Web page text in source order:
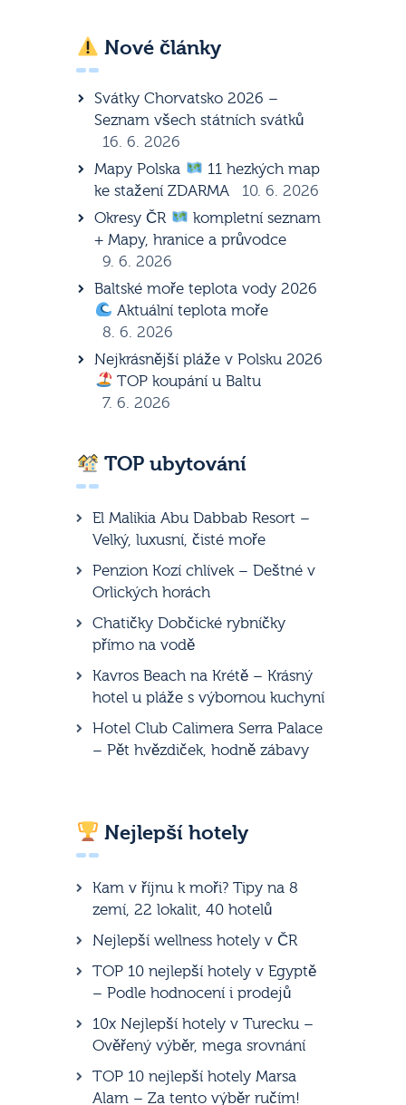
Nové články
Svátky Chorvatsko 2026 –
Seznam všech státních svátků
16. 6. 2026
Mapy Polska
11 hezkých map
ke stažení ZDARMA
10. 6. 2026
Okresy ČR
kompletní seznam
+ Mapy, hranice a průvodce
9. 6. 2026
Baltské moře teplota vody 2026
Aktuální teplota moře
8. 6. 2026
Nejkrásnější pláže v Polsku 2026
TOP koupání u Baltu
7. 6. 2026
TOP ubytování
El Malikia Abu Dabbab Resort –
Velký, luxusní, čisté moře
Penzion Kozí chlívek – Deštné v
Orlických horách
Chatičky Dobčické rybníčky
přímo na vodě
Kavros Beach na Krétě – Krásný
hotel u pláže s výbornou kuchyní
Hotel Club Calimera Serra Palace
– Pět hvězdiček, hodně zábavy
Nejlepší hotely
Kam v říjnu k moři? Tipy na 8
zemí, 22 lokalit, 40 hotelů
Nejlepší wellness hotely v ČR
TOP 10 nejlepší hotely v Egyptě
– Podle hodnocení i prodejů
10x Nejlepší hotely v Turecku –
Ověřený výběr, mega srovnání
TOP 10 nejlepší hotely Marsa
Alam – Za tento výběr ručím!